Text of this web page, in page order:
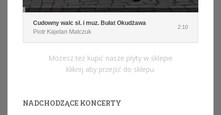
Cudowny walc sł. i muz. Bułat Okudżawa
Piotr Kajetan Matczuk
2:10
Możesz też kupić nasze płyty w sklepie
kliknij aby przejść do sklepu.
NADCHODZĄCE KONCERTY